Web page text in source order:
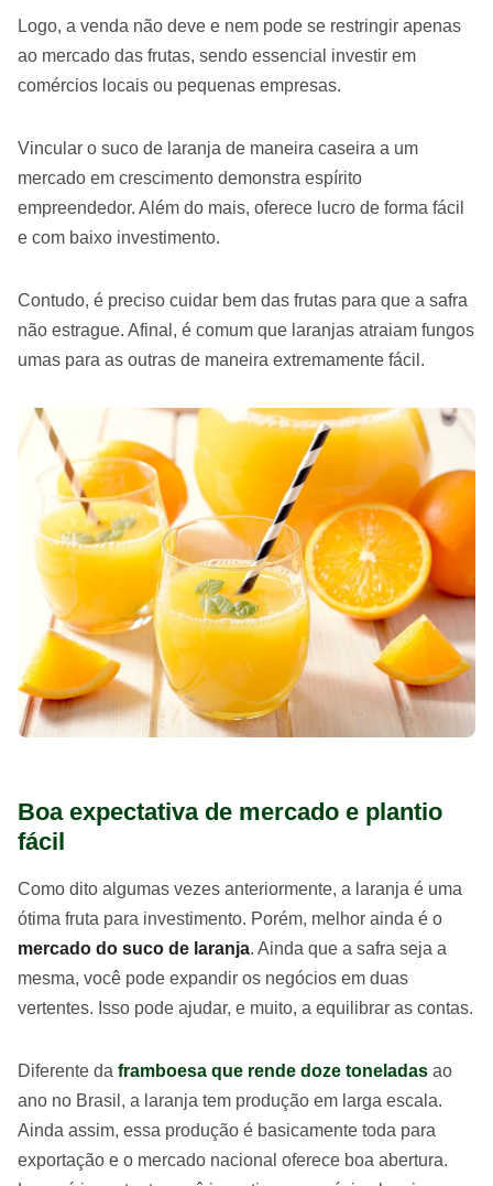
Logo, a venda não deve e nem pode se restringir apenas
ao mercado das frutas, sendo essencial investir em
comércios locais ou pequenas empresas.
Vincular o suco de laranja de maneira caseira a um
mercado em crescimento demonstra espírito
empreendedor. Além do mais, oferece lucro de forma fácil
e com baixo investimento.
Contudo, é preciso cuidar bem das frutas para que a safra
não estrague. Afinal, é comum que laranjas atraiam fungos
umas para as outras de maneira extremamente fácil.
Boa expectativa de mercado e plantio
fácil
Como dito algumas vezes anteriormente, a laranja é uma
ótima fruta para investimento. Porém, melhor ainda é o
mercado do suco de laranja. Ainda que a safra seja a
mesma, você pode expandir os negócios em duas
vertentes. Isso pode ajudar, e muito, a equilibrar as contas.
Diferente da framboesa que rende doze toneladas ao
ano no Brasil, a laranja tem produção em larga escala.
Ainda assim, essa produção é basicamente toda para
exportação e o mercado nacional oferece boa abertura.